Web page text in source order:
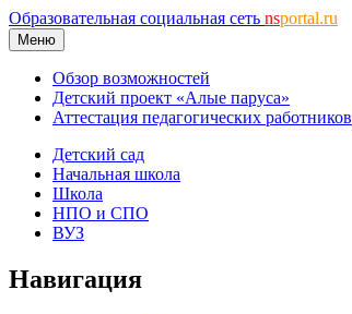
Образовательная социальная сеть nsportal.ru
Меню
Обзор возможностей
Детский проект «Алые паруса»
Аттестация педагогических работников
Детский сад
Начальная школа
Школа
НПО и СПО
ВУЗ
Навигация